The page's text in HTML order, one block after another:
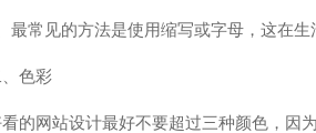
常见的方法是使用缩写或字母，这在生
色彩
网站设计最好不要超过三种颜色，因为